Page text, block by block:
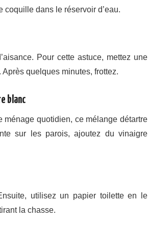
coquille dans le réservoir d’eau.
Pour cette astuce, mettez une
quelques minutes, frottez.
blanc
quotidien, ce mélange détartre
sur les parois, ajoutez du vinaigre
utilisez un papier toilette en le
la chasse.